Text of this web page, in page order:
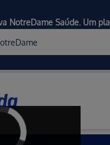
NotreDame Saúde. Um